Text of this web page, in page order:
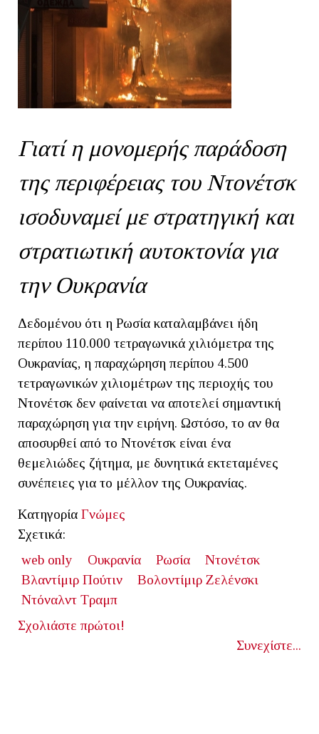
Γιατί η μονομερής παράδοση
της περιφέρειας του Ντονέτσκ
ισοδυναμεί με στρατηγική και
στρατιωτική αυτοκτονία για
την Ουκρανία
Δεδομένου ότι η Ρωσία καταλαμβάνει ήδη
περίπου 110.000 τετραγωνικά χιλιόμετρα της
Ουκρανίας, η παραχώρηση περίπου 4.500
τετραγωνικών χιλιομέτρων της περιοχής του
Ντονέτσκ δεν φαίνεται να αποτελεί σημαντική
παραχώρηση για την ειρήνη. Ωστόσο, το αν θα
αποσυρθεί από το Ντονέτσκ είναι ένα
θεμελιώδες ζήτημα, με δυνητικά εκτεταμένες
συνέπειες για το μέλλον της Ουκρανίας.
Κατηγορία Γνώμες
Σχετικά:
web only
Ουκρανία Ρωσία
Ντονέτσκ
Βλαντίμιρ Πούτιν
Βολοντίμιρ Ζελένσκι
Ντόναλντ Τραμπ
Σχολιάστε πρώτοι!
Συνεχίστε...